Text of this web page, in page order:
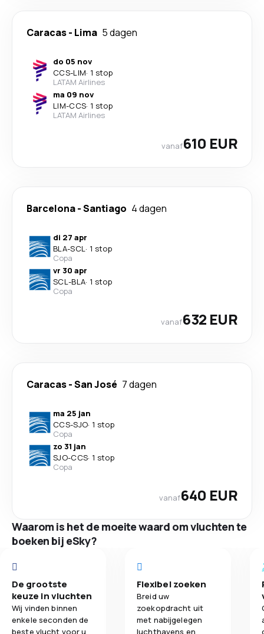
Caracas- Lima 5 dagen
do 05 nov
CCS-LIM· 1 stop
LATAM Airlines
ma 09 nov
LIM-CCS· 1 stop
LATAM Airlines
vanaf610 EUR
Barcelona-Santiago 4 dagen
di 27 apr
BLA-SCL· 1 stop
Copa
vr 30 apr
SCL-BLA· 1 stop
Copa
vanaf632 EUR
Caracas-San José 7 dagen
ma 25 jan
CCS-SJO· 1 stop
Copa
zo 31 jan
SJO-CCS· 1 stop
Copa
vanaf640 EUR
Waarom is het de moeite waard om vluchten te
boeken bij eSky?
De grootste
keuze in vluchten
Wij vinden binnen
enkele seconden de
beste vlucht voor u
Flexibel zoeken
Breid uw
zoekopdracht uit
met nabijgelegen
luchthavens en